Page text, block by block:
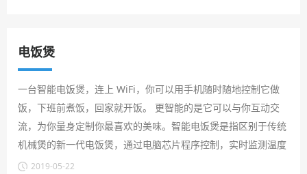
电饭煲
一台智能电饭煲，连上 WiFi，你可以用手机随时随地控制它做
饭，下班前煮饭，回家就开饭。 更智能的是它可以与你互动交
流，为你量身定制你最喜欢的美味。智能电饭煲是指区别于传统
机械煲的新一代电饭煲，通过电脑芯片程序控制，实时监测温度
以灵活调节火力大小，自动完成煮食过程。具有"煮饭好吃、预
2019-05-22